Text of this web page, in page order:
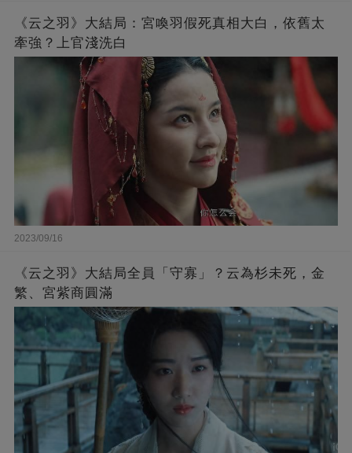
《云之羽》大結局：宮喚羽假死真相大白，依舊太
牽強？上官淺洗白
2023/09/16
《云之羽》大結局全員「守寡」？云為杉未死，金
繁、宮紫商圓滿